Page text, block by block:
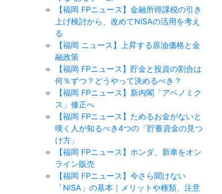
【福岡 FPニュース】金融所得課税の引き
上げ検討から、改めてNISAの活用を考え
る
【福岡 ニュース】上昇する原油価格と金
融政策
【福岡 FPニュース】貯金と投資の割合は
何％ずつ？どうやって決めるべき？
【福岡 FPニュース】新内閣「アベノミク
ス」修正へ
【福岡 FPニュース】ためるお金がないと
嘆く人が知るべき4つの「貯蓄資金の見つ
け方」
【福岡 FPニュース】ホンダ、新車をオン
ライン販売
【福岡 FPニュース】今さら聞けない
「NISA」の基本｜メリットや種類、注意